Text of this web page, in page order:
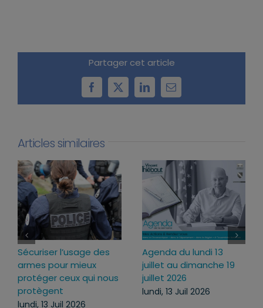
Partager cet article
Facebook
X LinkedInEmail
Articles similaires
Agenda du lundi 13
juillet au dimanche 19
juillet 2026
lundi, 13 Juil 2026
Loi d’urgence agricole :
pourquoi j’ai voté pour
ce texte
mercredi, 22 Juil 2026